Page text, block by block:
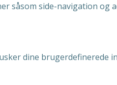
side-navigation og
dine brugerdefinerede